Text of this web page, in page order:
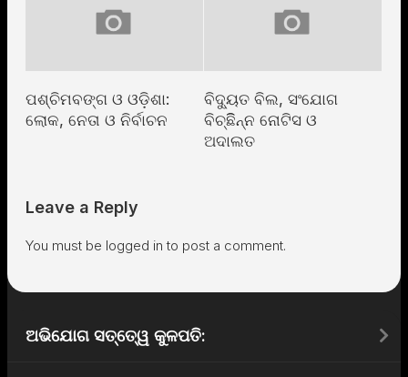
ପଶ୍ଚିମବଙ୍ଗ ଓ ଓଡ଼ିଶା:
ଲୋକ, ନେତା ଓ ନିର୍ବାଚନ
ବିଦ୍ୟୁତ ବିଲ, ସଂଯୋଗ
ବିଚ୍ଛିିନ୍ନ ନୋଟିସ ଓ
ଅଦାଲତ
Leave a Reply
You must be logged in to post a comment.
ଅଭିଯୋଗ ସତ୍ତେ୍ୱ କୁଳପତି: